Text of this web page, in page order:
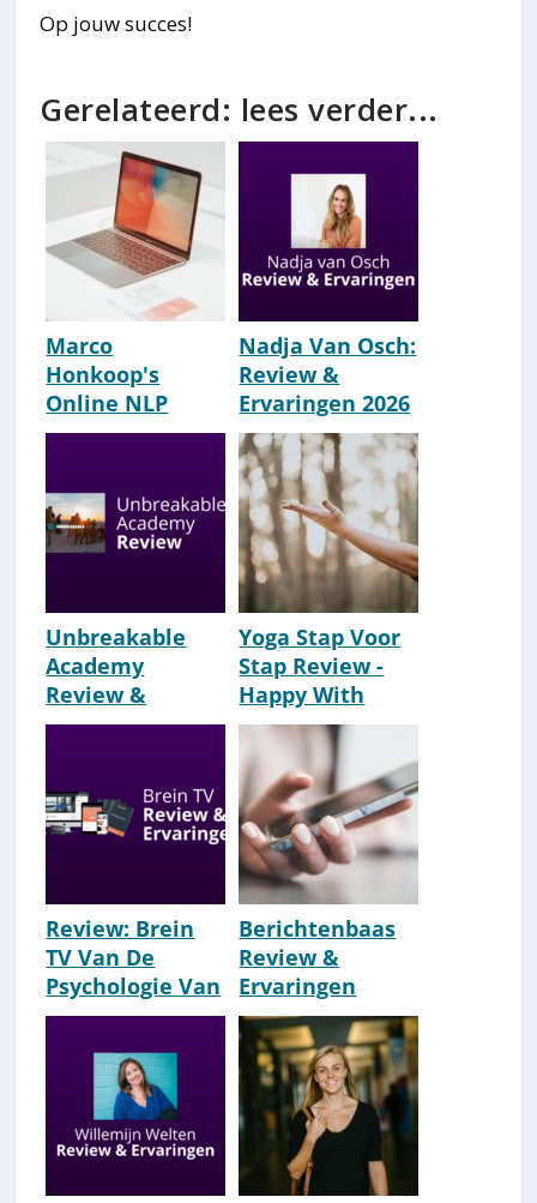
Op jouw succes!
Gerelateerd: lees verder...
Marco
Honkoop's
Online NLP
Cursus: Review
[Tip]
Nadja Van Osch:
Review &
Ervaringen 2026
[Goede Coach?]
Unbreakable
Academy
Review &
Ervaringen
Yoga Stap Voor
Stap Review -
Happy With
Yoga [Slechte
Keus?]
Review: Brein
TV Van De
Psychologie Van
Succes (Albert
Berichtenbaas
Review &
Ervaringen
[Attractiongym]
[Ordinair?]